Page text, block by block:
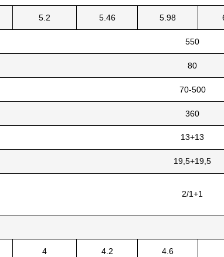
5.2 5.46 5.98
550
80
70-500
360
13+13
19,5+19,5
2/1+1
4 4.2 4.6